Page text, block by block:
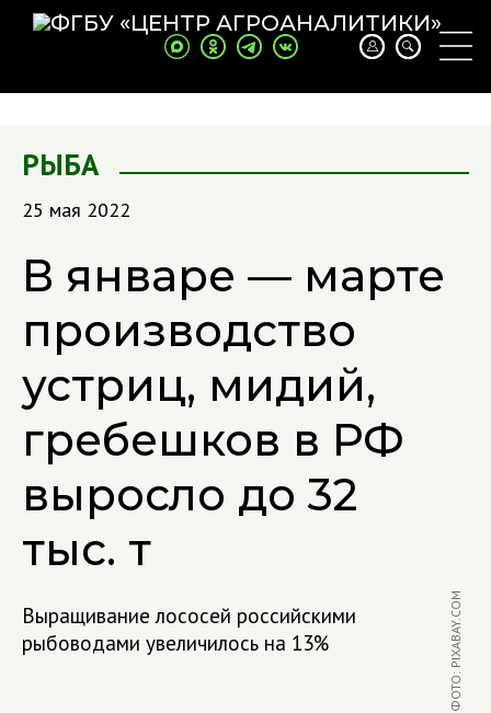
РЫБА
25 мая 2022
В январе — марте
производство
устриц, мидий,
гребешков в РФ
выросло до 32
тыс. т
Выращивание лососей российскими
рыбоводами увеличилось на 13%
ФОТО: PIXABAY.COM